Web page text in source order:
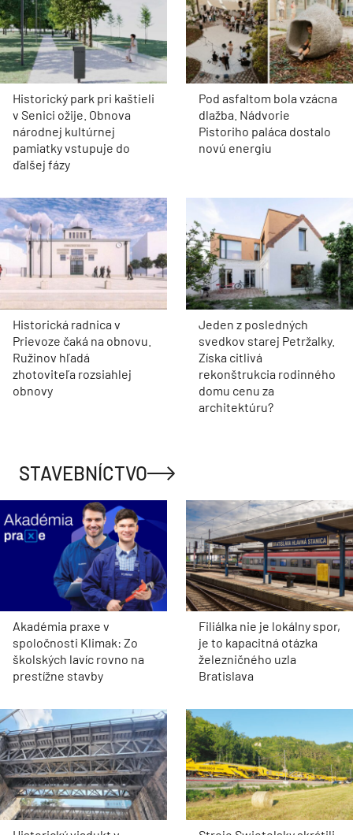
Historický park pri kaštieli
v Senici ožije. Obnova
národnej kultúrnej
pamiatky vstupuje do
ďalšej fázy
Pod asfaltom bola vzácna
dlažba. Nádvorie
Pistoriho paláca dostalo
novú energiu
Historická radnica v
Prievoze čaká na obnovu.
Ružinov hľadá
zhotoviteľa rozsiahlej
obnovy
Jeden z posledných
svedkov starej Petržalky.
Získa citlivá
rekonštrukcia rodinného
domu cenu za
architektúru?
STAVEBNÍCTVO
Akadémia praxe v
spoločnosti Klimak: Zo
školských lavíc rovno na
prestížne stavby
Filiálka nie je lokálny spor,
je to kapacitná otázka
železničného uzla
Bratislava